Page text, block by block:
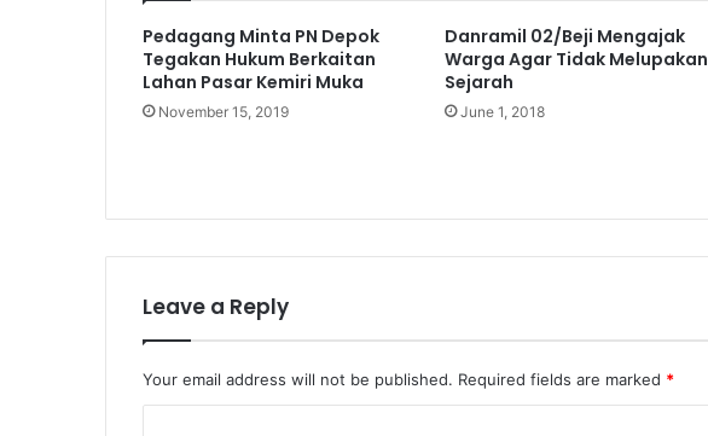
Pedagang Minta PN Depok
Tegakan Hukum Berkaitan
Lahan Pasar Kemiri Muka
November 15, 2019
Danramil 02/Beji Mengajak
Warga Agar Tidak Melupakan
Sejarah
June 1, 2018
Leave a Reply
Your email address will not be published. Required fields are marked *